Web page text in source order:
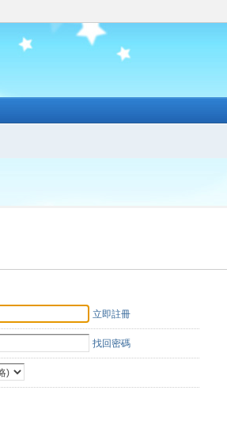
立即註冊
找回密碼